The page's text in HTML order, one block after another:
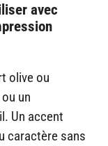
avec
olive ou
un
Un accent
caractère sans